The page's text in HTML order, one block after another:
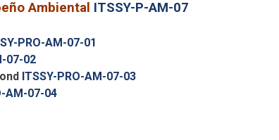
Ambiental ITSSY-P-AM-07
PRO-AM-07-01
07-02
ITSSY-PRO-AM-07-03
AM-07-04